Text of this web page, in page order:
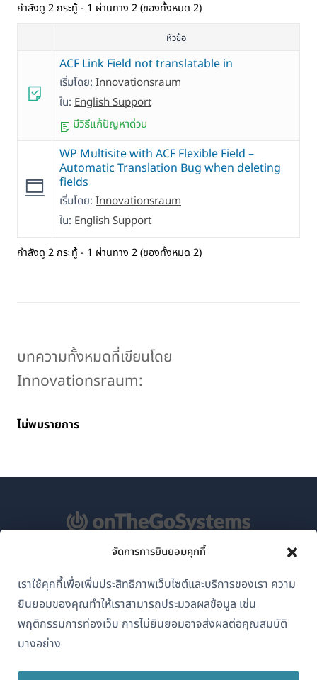
จัดการการยินยอมคุกกี้
เราใช้คุกกี้เพื่อเพิ่มประสิทธิภาพเว็บไซต์และบริการของเรา ความ
ยินยอมของคุณทำให้เราสามารถประมวลผลข้อมูล เช่น
พฤติกรรมการท่องเว็บ การไม่ยินยอมอาจส่งผลต่อคุณสมบัติ
บางอย่าง
กำลังดู 2 กระทู้ - 1 ผ่านทาง 2 (ของทั้งหมด 2)
หัวข้อ
ACF Link Field not translatable in
เริ่มโดย: Innovationsraum
ใน: English Support
มีวิธีแก้ปัญหาด่วน
WP Multisite with ACF Flexible Field –
Automatic Translation Bug when deleting
fields
เริ่มโดย: Innovationsraum
ใน: English Support
กำลังดู 2 กระทู้ - 1 ผ่านทาง 2 (ของทั้งหมด 2)
บทความทั้งหมดที่เขียนโดย
Innovationsraum:
ไม่พบรายการ
GDPR และนโยบายความเป็นส่วนตัว
เข้าร่วมทีมของเรา(เปิด
ใน
ใน
ใน